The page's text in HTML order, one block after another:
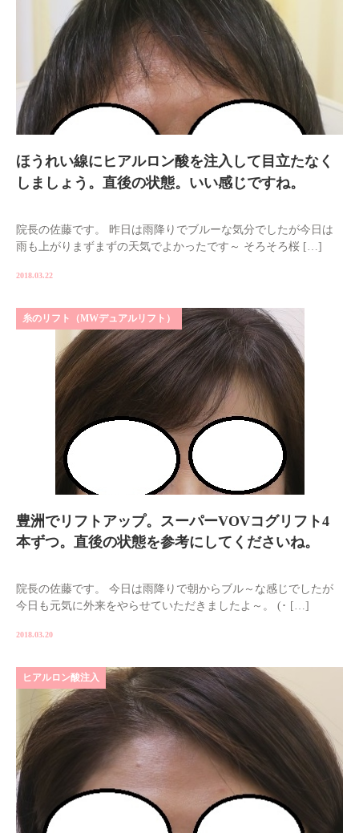
ほうれい線にヒアルロン酸を注入して目立たなく
しましょう。直後の状態。いい感じですね。
院長の佐藤です。 昨日は雨降りでブルーな気分でしたが今日は
雨も上がりまずまずの天気でよかったです～ そろそろ桜 […]
2018.03.22
糸のリフト（MWデュアルリフト）
豊洲でリフトアップ。スーパーVOVコグリフト4
本ずつ。直後の状態を参考にしてくださいね。
院長の佐藤です。 今日は雨降りで朝からブル～な感じでしたが
今日も元気に外来をやらせていただきましたよ～。 (･ […]
2018.03.20
ヒアルロン酸注入